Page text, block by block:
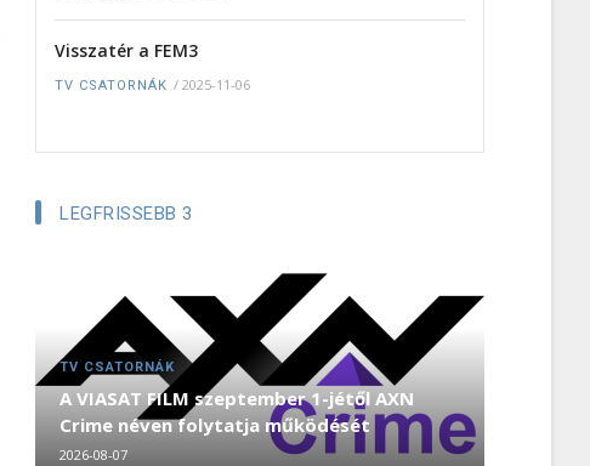
Visszatér a FEM3
TV CSATORNÁK / 2025-11-06
LEGFRISSEBB 3
TV CSATORNÁK
A VIASAT FILM szeptember 1-jétől AXN
Crime néven folytatja működését
2026-08-07